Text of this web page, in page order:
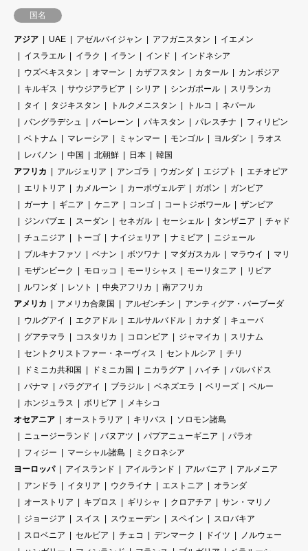
国名
アジア UAE アゼルバイジャン アフガニスタン
イエメン
イスラエル
イラク イラン インド
インドネシア
ウズベキスタン
オマーン カザフスタン カタール
カンボジア
キルギス
サウジアラビア シリア シンガポール
スリランカ
タイ
タジキスタン トルクメニスタン トルコ
ネパール
バングラデシュ
バーレーン パキスタン パレスチナ
フィリピン
ベトナム
マレーシア ミャンマー モンゴル ヨルダン
ラオス
レバノン
中国 北朝鮮 日本
韓国
アフリカ
アルジェリア アンゴラ ウガンダ エジプト
エチオピア
エリトリア
カメルーン カーボヴェルデ ガボン
ガンビア
ガーナ
ギニア ケニア コンゴ コートジボワール
ザンビア
ジンバブエ
スーダン セネガル セーシェル タンザニア
チャド
チュニジア
トーゴ ナイジェリア ナミビア
ニジェール
ブルキナファソ
ベナン ボツワナ マダガスカル マラウイ
マリ
モザンビーク
モロッコ モーリシャス モーリタニア
リビア
ルワンダ
レソト 中央アフリカ
南アフリカ
アメリカ
アメリカ合衆国 アルゼンチン
アンティグア・バーブーダ
ウルグアイ
エクアドル エルサルバドル カナダ
キューバ
グアテマラ
コスタリカ コロンビア ジャマイカ
スリナム
セントクリストファー・ネーヴィス
セントルシア
チリ
ドミニカ共和国
ドミニカ国 ニカラグア ハイチ
バルバドス
パナマ
パラグアイ ブラジル ベネズエラ ベリーズ
ペルー
ホンジュラス
ボリビア
メキシコ
オセアニア
オーストラリア キリバス
ソロモン諸島
ニュージーランド
バヌアツ パプアニューギニア
パラオ
フィジー
マーシャル諸島
ミクロネシア
ヨーロッパ
アイスランド アイルランド アルバニア
アルメニア
アンドラ
イタリア ウクライナ エストニア
オランダ
オーストリア
キプロス ギリシャ クロアチア
サン・マリノ
ジョージア
スイス スウェーデン スペイン
スロバキア
スロベニア
セルビア チェコ デンマーク ドイツ
ノルウェー